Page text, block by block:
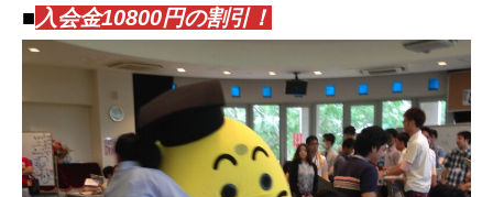
■入会金10800円の割引！